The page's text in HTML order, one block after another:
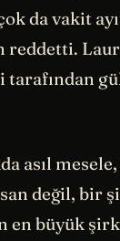
da vakit
tarafından
asıl
değil, bir
en büyük